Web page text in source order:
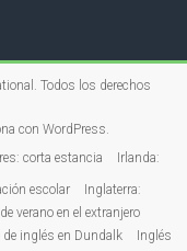
. Todos los derechos
conWordPress.
corta estancia Irlanda:
escolar
Inglaterra:
verano en el extranjero
inglés en Dundalk Inglés